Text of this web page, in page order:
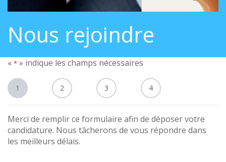
Nous rejoindre
« * » indique les champs nécessaires
1 2 3 4
Merci de remplir ce formulaire afin de déposer votre
candidature. Nous tâcherons de vous répondre dans
les meilleurs délais.